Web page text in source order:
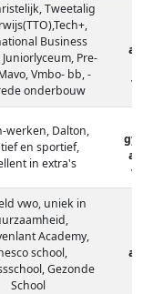
Tweetalig
Business
Pre-
Vmbo- bb, -
onderbouw
werken, Dalton,
en sportief,
in extra's
vwo, uniek in
Academy,
school,
Gezonde
School